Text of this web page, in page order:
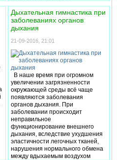
несколько килограммов. Помимо
этого, исследования показали,
что, когда человек полностью
меняет свой рацион питание и
убирает с него те или иные
сказывается на иммунитете,
может спровоцировать сахарный
диабет, а иногда, в редких
случаях, инфаркт или инсульт. И
все же существуют способы
сохранить вес после похудения,
которые не сказываются на
здоровье.
Дыхательная гимнастика при
заболеваниях органов
дыхания
21-09-2016, 21:01
В наше время при огромном
увеличении загрязненности
окружающей среды всё чаще
появляются заболевания
органов дыхания. При
заболевании происходит
неправильное
функционирование внешнего
дыхания, вследствие ухудшения
эластичности легочных тканей,
нарушения нормального обмена
между вдыхаемым воздухом